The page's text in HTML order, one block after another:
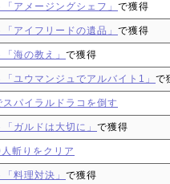
アメージングシェフ」 で獲得
アイフリードの遺品」 で獲得
海の教え」 で獲得
ユウマンジュでアルバイト1」 で
パイラルドラコを倒す
ガルドは大切に」 で獲得
斬りをクリア
料理対決」 で獲得